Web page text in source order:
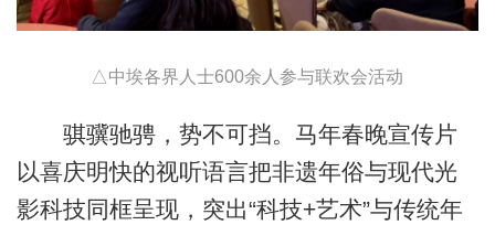
△中埃各界人士600余人参与联欢会活动
骐骥驰骋，势不可挡。马年春晚宣传片
以喜庆明快的视听语言把非遗年俗与现代光
影科技同框呈现，突出“科技+艺术”与传统年